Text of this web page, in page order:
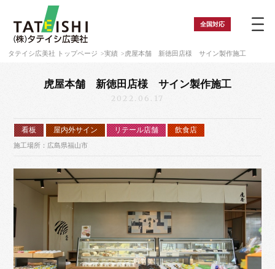
全国対応
タテイシ広美社 トップページ 実績 虎屋本舗 新徳田店様 サイン製作施工
虎屋本舗 新徳田店様 サイン製作施工
2022.06.17
看板 屋内外サイン リテール店舗 飲食店
施工場所：広島県福山市